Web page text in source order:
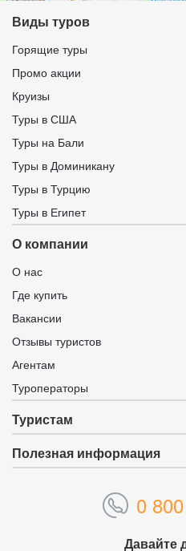
Виды туров
Горящие туры
Промо акции
Круизы
Туры в США
Туры на Бали
Туры в Доминикану
Туры в Турцию
Туры в Египет
О компании
О нас
Где купить
Вакансии
Отзывы туристов
Агентам
Туроператоры
Туристам
Полезная информация
0
Давайте